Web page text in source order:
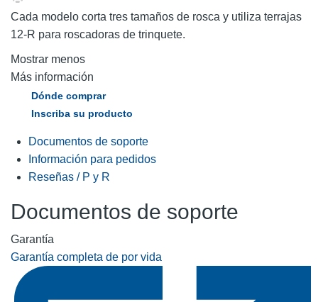
Cada modelo corta tres tamaños de rosca y utiliza terrajas
12-R para roscadoras de trinquete.
Mostrar menos
Más información
Dónde comprar
Inscriba su producto
Documentos de soporte
Información para pedidos
Reseñas / P y R
Documentos de soporte
Garantía
Garantía completa de por vida